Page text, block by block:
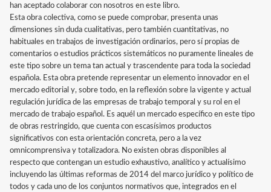
han aceptado colaborar con nosotros en este libro.
Esta obra colectiva, como se puede comprobar, presenta unas
dimensiones sin duda cualitativas, pero también cuantitativas, no
habituales en trabajos de investigación ordinarios, pero sí propias de
comentarios o estudios prácticos sistemáticos no puramente lineales de
este tipo sobre un tema tan actual y trascendente para toda la sociedad
española. Esta obra pretende representar un elemento innovador en el
mercado editorial y, sobre todo, en la reflexión sobre la vigente y actual
regulación jurídica de las empresas de trabajo temporal y su rol en el
mercado de trabajo español. Es aquél un mercado específico en este tipo
de obras restringido, que cuenta con escasísimos productos
significativos con esta orientación concreta, pero a la vez
omnicomprensiva y totalizadora. No existen obras disponibles al
respecto que contengan un estudio exhaustivo, analítico y actualísimo
incluyendo las últimas reformas de 2014 del marco jurídico y político de
todos y cada uno de los conjuntos normativos que, integrados en el